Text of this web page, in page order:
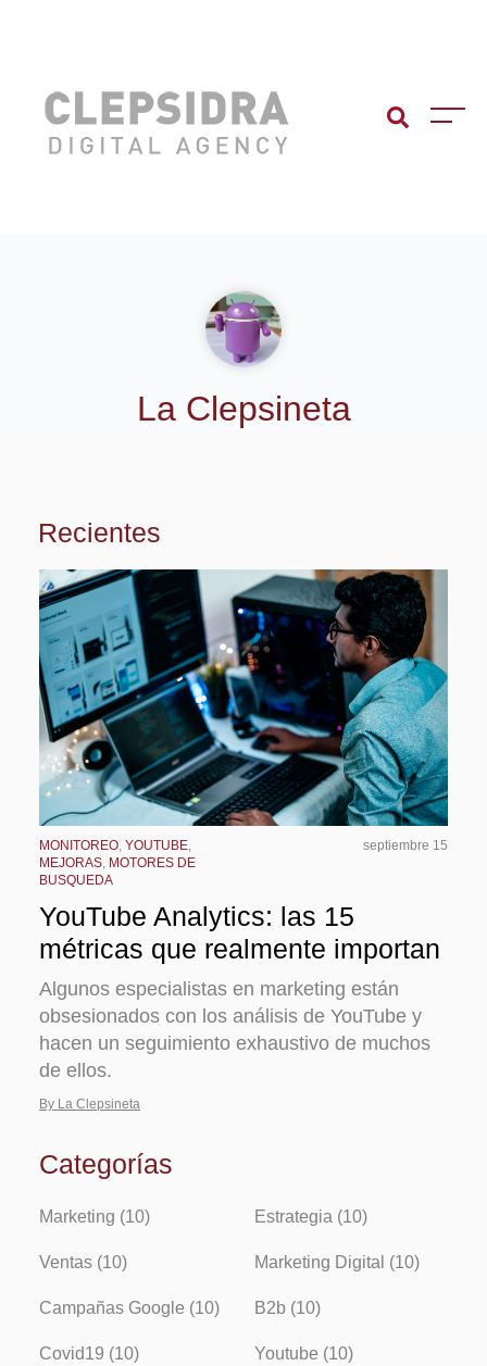
La Clepsineta
Recientes
MONITOREO, YOUTUBE,
MEJORAS, MOTORES DE
BUSQUEDA
septiembre 15
YouTube Analytics: las 15
métricas que realmente importan
Algunos especialistas en marketing están
obsesionados con los análisis de YouTube y
hacen un seguimiento exhaustivo de muchos
de ellos.
By La Clepsineta
Categorías
Marketing (10) Estrategia (10)
Ventas (10) Marketing Digital (10)
Campañas Google (10) B2b (10)
Covid19 (10) Youtube (10)